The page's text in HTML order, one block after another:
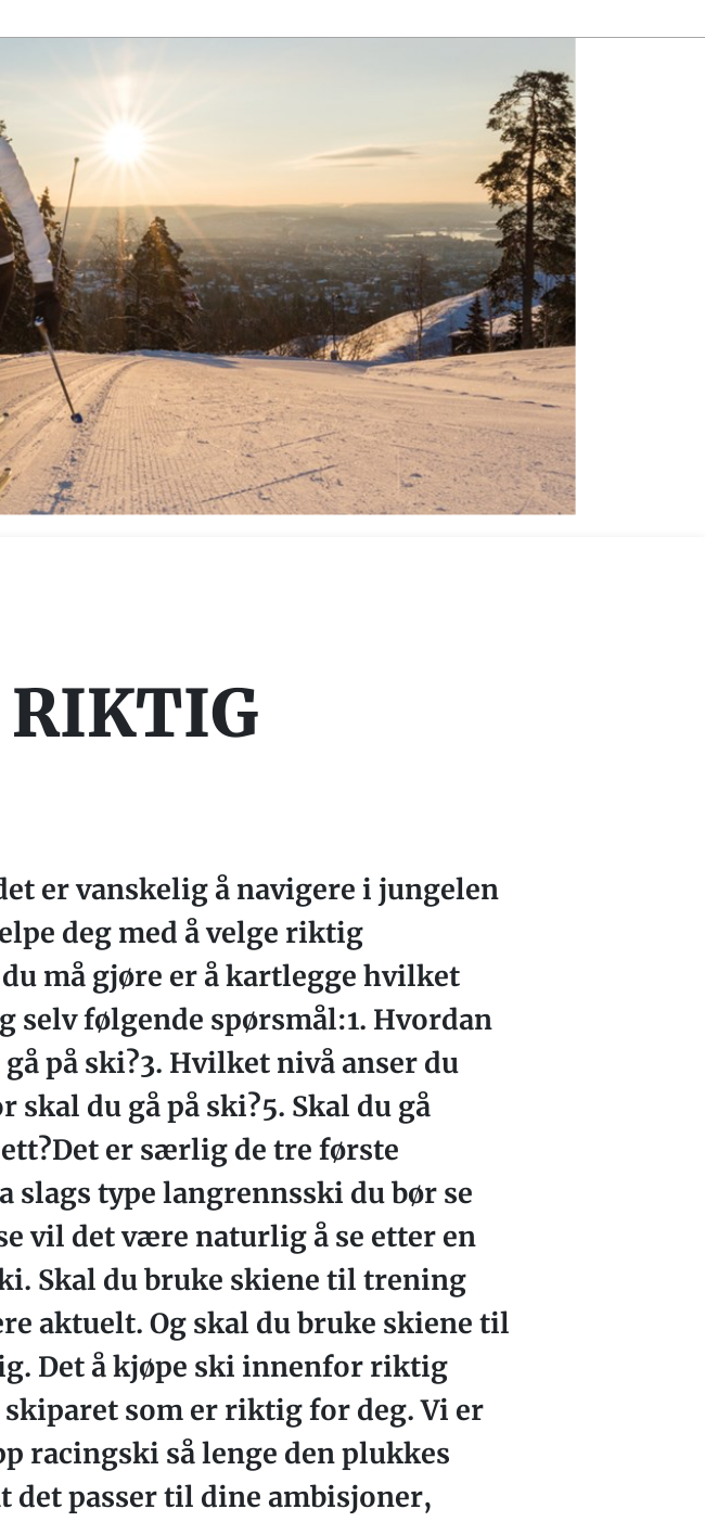
RIKTIG
er vanskelig å navigere i jungelen
deg med å velge riktig
må gjøre er å kartlegge hvilket
selv følgende spørsmål:1. Hvordan
på ski?3. Hvilket nivå anser du
du gå på ski?5. Skal du gå
er særlig de tre første
type langrennsski du bør se
vil det være naturlig å se etter en
Skal du bruke skiene til trening
aktuelt. Og skal du bruke skiene til
Det å kjøpe ski innenfor riktig
som er riktig for deg. Vi er
racingski så lenge den plukkes
passer til dine ambisjoner,